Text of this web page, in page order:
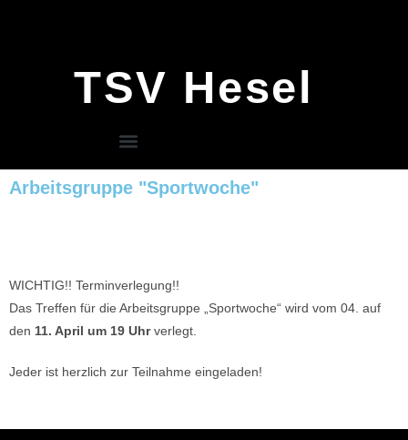
TSV Hesel
Arbeitsgruppe "Sportwoche"
WICHTIG!! Terminverlegung!!
Das Treffen für die Arbeitsgruppe „Sportwoche“ wird vom 04. auf
den 11. April um 19 Uhrverlegt.
Jeder ist herzlich zur Teilnahme eingeladen!